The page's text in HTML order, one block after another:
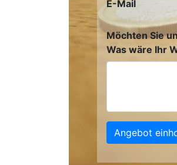
E-Mail
Möchten Sie
Was wäre Ihr
Angebot